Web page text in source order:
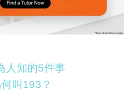
人知的5件事
叫193？